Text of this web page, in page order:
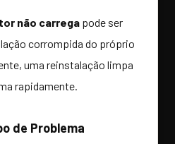
não carrega pode ser
corrompida do próprio
uma reinstalação limpa
rapidamente.
de Problema